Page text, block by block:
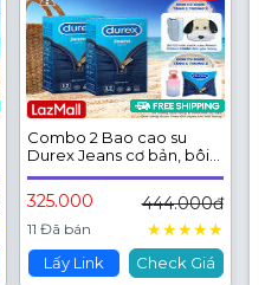
Combo 2 Bao cao su
Durex Jeans cơ bản, bôi
trơn, size 52.5mm, hộp 12
bao
325.000 444.000đ
11 Đã bán ★★★★★
Lấy Link Check Giá